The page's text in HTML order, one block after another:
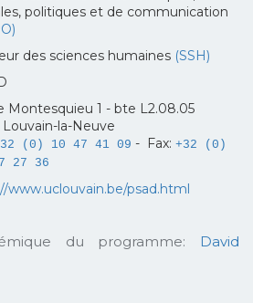
politiques et de communication
des sciences humaines (SSH)
Montesquieu 1 - bte L2.08.05
Louvain-la-Neuve
(0) 10 47 41 09 - Fax: +32 (0)
27 36
www.uclouvain.be/psad.html
du programme:
David